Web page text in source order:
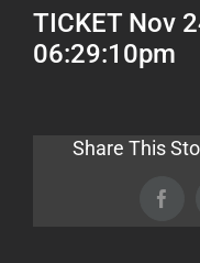
TICKET Nov
06:29:10pm
Share This